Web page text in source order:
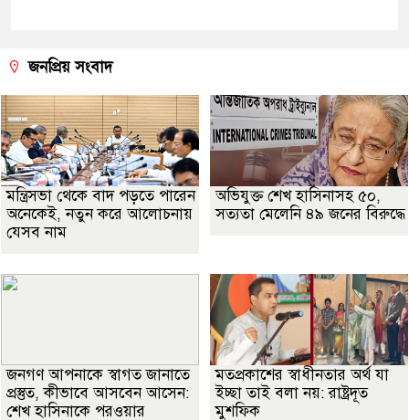
জনপ্রিয় সংবাদ
মন্ত্রিসভা থেকে বাদ পড়তে পারেন
অনেকেই, নতুন করে আলোচনায়
যেসব নাম
অভিযুক্ত শেখ হাসিনাসহ ৫০,
সত্যতা মেলেনি ৪৯ জনের বিরুদ্ধে
জনগণ আপনাকে স্বাগত জানাতে
প্রস্তুত, কীভাবে আসবেন আসেন:
শেখ হাসিনাকে পরওয়ার
মতপ্রকাশের স্বাধীনতার অর্থ যা
ইচ্ছা তাই বলা নয়: রাষ্ট্রদূত
মুশফিক